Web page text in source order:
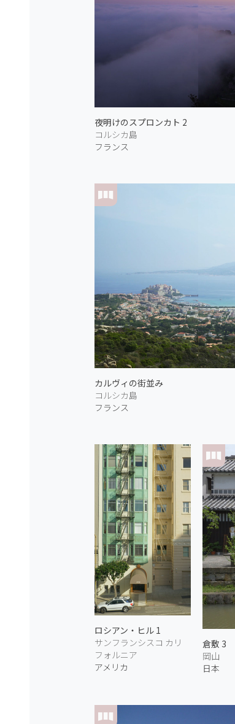
夜明けのスプロンカト 2
コルシカ島
フランス
カルヴィの街並み
コルシカ島
フランス
ロシアン・ヒル 1
サンフランシスコ カリ
フォルニア
アメリカ
倉敷 3
岡山
日本